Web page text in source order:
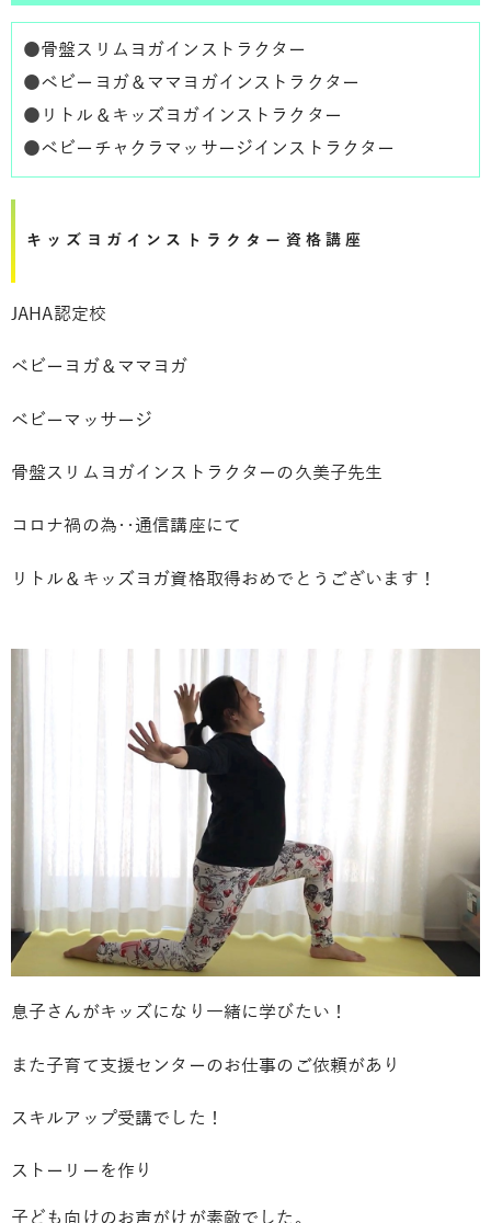
●骨盤スリムヨガインストラクター
●ベビーヨガ＆ママヨガインストラクター
● リトル＆キッズヨガインストラクター
●ベビーチャクラマッサージインストラクター
キッズヨガインストラクター資格講座
JAHA認定校
ベビーヨガ＆ママヨガ
ベビーマッサージ
骨盤スリムヨガインストラクターの久美子先生
コロナ禍の為‥通信講座にて
リトル＆キッズヨガ資格取得おめでとうございます！
息子さんがキッズになり一緒に学びたい！
また子育て支援センターのお仕事のご依頼があり
スキルアップ受講でした！
ストーリーを作り
子ども向けのお声がけが素敵でした。